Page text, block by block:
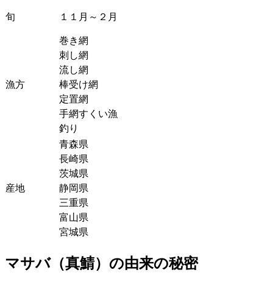
旬
１１月～２月
漁方
巻き網
刺し網
流し網
棒受け網
定置網
手網すくい漁
釣り
産地
青森県
長崎県
茨城県
静岡県
三重県
富山県
宮城県
マサバ（真鯖）の由来の秘密